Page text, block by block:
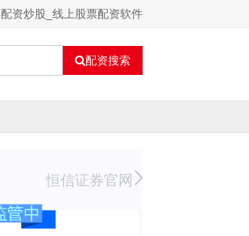
资炒股_线上股票配资软件
配资搜索
恒信证券官网